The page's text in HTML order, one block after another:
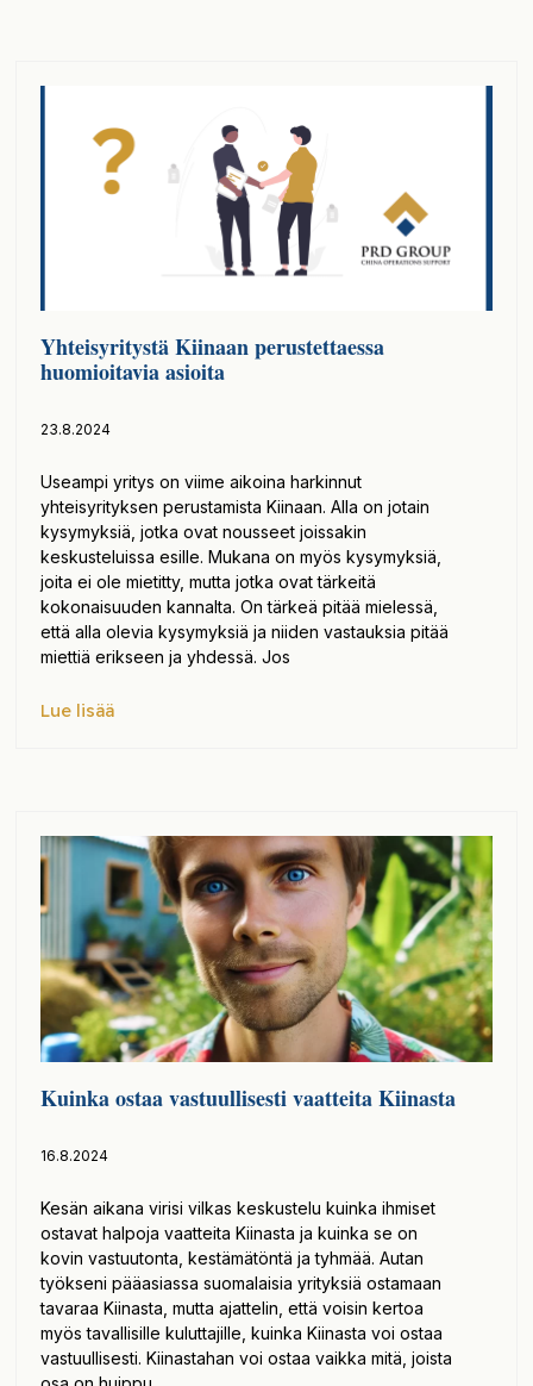
Yhteisyritystä Kiinaan perustettaessa
huomioitavia asioita
23.8.2024
Useampi yritys on viime aikoina harkinnut
yhteisyrityksen perustamista Kiinaan. Alla on jotain
kysymyksiä, jotka ovat nousseet joissakin
keskusteluissa esille. Mukana on myös kysymyksiä,
joita ei ole mietitty, mutta jotka ovat tärkeitä
kokonaisuuden kannalta. On tärkeä pitää mielessä,
että alla olevia kysymyksiä ja niiden vastauksia pitää
miettiä erikseen ja yhdessä. Jos
Lue lisää
Kuinka ostaa vastuullisesti vaatteita Kiinasta
16.8.2024
Kesän aikana virisi vilkas keskustelu kuinka ihmiset
ostavat halpoja vaatteita Kiinasta ja kuinka se on
kovin vastuutonta, kestämätöntä ja tyhmää. Autan
työkseni pääasiassa suomalaisia yrityksiä ostamaan
tavaraa Kiinasta, mutta ajattelin, että voisin kertoa
myös tavallisille kuluttajille, kuinka Kiinasta voi ostaa
vastuullisesti. Kiinastahan voi ostaa vaikka mitä, joista